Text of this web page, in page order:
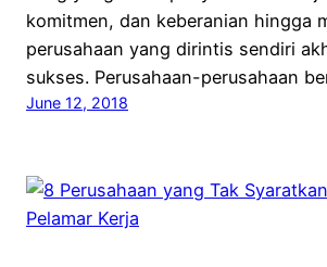
komitmen, dan keberanian hingga
perusahaan yang dirintis sendiri
sukses. Perusahaan-perusahaan
June 12, 2018